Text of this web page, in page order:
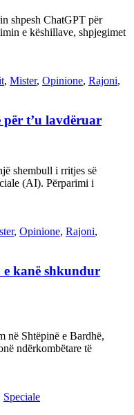
shpesh ChatGPT për
e këshillave, shpjegimet
, Mister, Opinione, Rajoni,
për t’u lavdëruar
shembull i rritjes së
(AI). Përparimi i
, Opinione, Rajoni,
kanë shkundur
në Shtëpinë e Bardhë,
ndërkombëtare të
Speciale